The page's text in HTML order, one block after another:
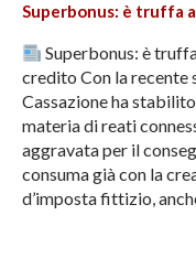
Superbonus: è truffa
Superbonus: è
credito Con la recente
Cassazione ha
materia di reati
aggravata per il
consuma già con la
d’imposta fittizio,